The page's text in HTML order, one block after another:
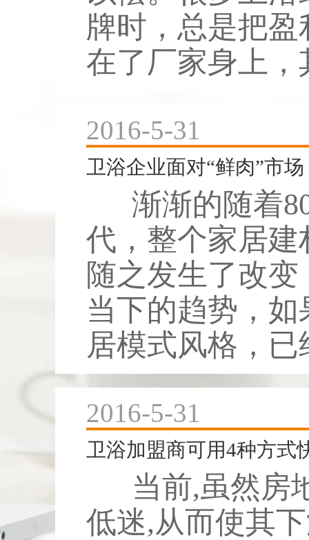
牌时，总是把
在了厂家身上，
2016-5-31
卫浴企业面对“鲜肉”市
渐渐的随着80
代，整个家居
随之发生了改
当下的趋势，
居模式风格，已
2016-5-31
卫浴加盟商可用4种方式
当前,虽然房
低迷,从而使其